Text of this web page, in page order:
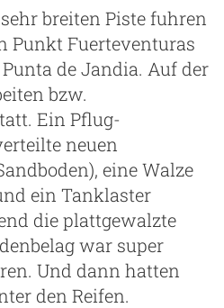
breiten Piste fuhren
Punkt Fuerteventuras
de Jandia. Auf der
bzw.
Ein Pflug-
neuen
eine Walze
ein Tanklaster
die plattgewalzte
war super
Und dann hatten
den Reifen.